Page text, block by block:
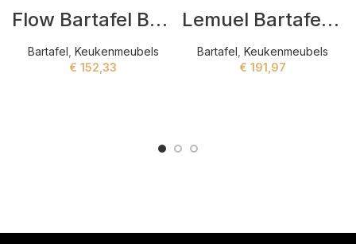
Flow Bartafel Bartafel Zwart
Bartafel Keukenmeubels
€ 152,33
Lemuel Bartafel Zwart,Bruin
Bartafel ,Keukenmeubels
€ 191,97